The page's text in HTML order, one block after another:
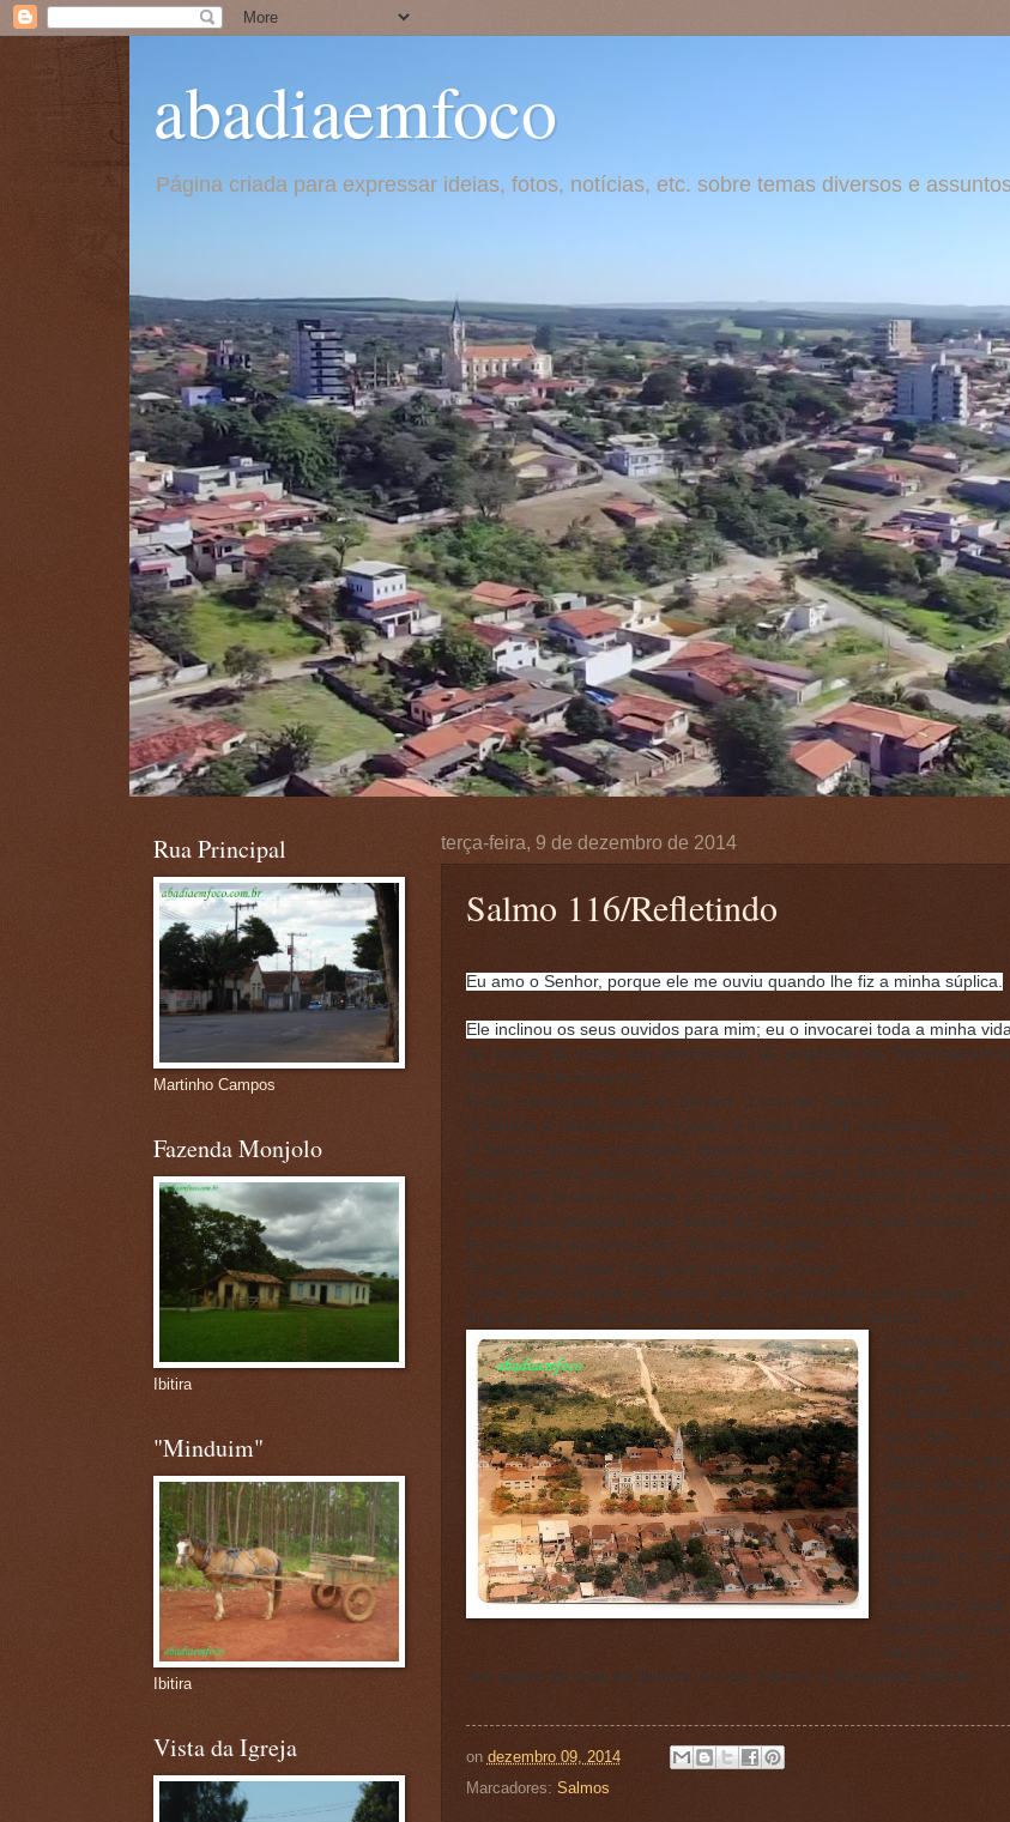
abadiaemfoco
Página criada para expressar ideias, fotos, notícias, etc. sobre temas diversos e
terça-feira, 9 de dezembro de 2014
Salmo 116/Refletindo
Eu amo o Senhor, porque ele me ouviu quando lhe fiz a minha súplica.
Ele inclinou os seus ouvidos para mim; eu o invocarei toda a minha vida.
As cordas da morte me envolveram, as angústias do Sheol vieram
tristeza me dominaram.
Então clamei pelo nome do Senhor: "Livra-me, Senhor! "
O Senhor é misericordioso e justo; o nosso Deus é compassivo.
O Senhor protege os simples; quando eu já estava sem forças, ele me
Retorne ao seu descanso, ó minha alma, porque o Senhor tem sido
Pois tu me livraste da morte, os meus olhos, das lágrimas e os meus
para que eu pudesse andar diante do Senhor na terra dos viventes.
Eu cri, ainda que tenha dito: "Estou muito aflito".
Em pânico eu disse: "Ninguém merece confiança".
Como posso retribuir ao Senhor toda a sua bondade para comigo?
Erguerei o cálice da salvação e invocarei o nome do Senhor.
Cumprirei
meus votos, na
seu povo.
O Senhor vê
seus fiéis.
Senhor, sou
servo, filho da
das minhas
Oferecerei a
gratidão e
Senhor.
Cumprirei
meus votos, na
seu povo,
nos pátios da casa do Senhor, no seu interior, ó Jerusalém! Aleluia!
on dezembro 09, 2014
Marcadores: Salmos
Rua Principal
Martinho Campos
Fazenda Monjolo
Ibitira
"Minduim"
Ibitira
Vista da Igreja